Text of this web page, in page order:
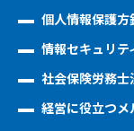
個人情報保護方
情報セキュリテ
社会保険労務士
経営に役立つ